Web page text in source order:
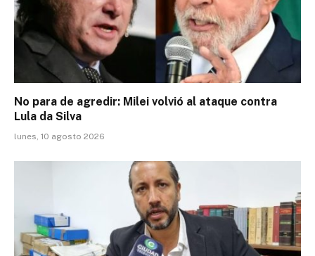
No para de agredir: Milei volvió al ataque contra
Lula da Silva
lunes, 10 agosto 2026